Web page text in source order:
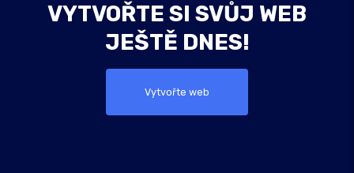
VYTVOŘTE SI SVŮJ WEB
JEŠTĚ DNES!
Vytvořte web